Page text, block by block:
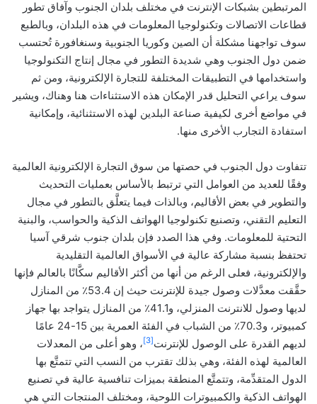
المرتبطين بشبكات الإنترنت في مختلف بلدان الجنوب وآفاق تطور
قطاعات الاتصالات وتكنولوجيا المعلومات في هذه البلدان، وبالطبع
سوف تواجهنا مشكلة أن الصين وكوريا الجنوبية وسنغافورة تُحتسب
ضمن دول الجنوب وهي شديدة التطور في مجال إنتاج التكنولوجيا
واستخدامها في التطبيقات المختلفة للتجارة الإلكترونية، ومن ثم
سوف يراعي التحليل قدر الإمكان هذه الاستثناءات هنا وهناك، ويشير
في مواضع أخرى لكيفية صناعة البلدين لهذه الاستثنائية، وإمكانية
استفادة التجارب الأخرى منها.
تتفاوت دول الجنوب في حصتها من سوق التجارة الإلكترونية العالمية
وفقًا للعديد من العوامل التي ترتبط بالأساس بعمليات التحديث
والتطوير في بعض الأقاليم، وبالذات فيما يتعلَّق بالتطور في مجال
التعليم التقني، وتصنيع تكنولوجيا الهواتف الذكية والحواسب، والبنية
التحتية للمعلومات. وفي هذا الصدد فإن بلدان جنوب شرقي آسيا
تحتفظ بنسبة مشاركة عالية في الأسواق العالمية التقليدية
والإلكترونية، فعلى الرغم من أنها من أكثر الأقاليم سكَّانًا بالعالم فإنها
حقَّقت معدَّلات وصول جيدة للإنترنت حيث إن 53.4٪ من المنازل
لديها وصول للانترنت المنزلي، و41.1٪ من المنازل يتواجد بها جهاز
كمبيوتر، و70.3٪ من الشباب في الفئة العمرية بين 15-24 عامًا
لديهم القدرة على الوصول للإنترنت[3]
، وهو أعلى من المعدلات
العالمية لهذه الفئة، وهي بذلك تقترب من النسب التي تتمتَّع بها
الدول المتقدِّمة، وتتمتَّع المنطقة بميزات تنافسية عالية في تصنيع
الهواتف الذكية والكمبيوترات اللوحية، ومختلف المنتجات التي هي